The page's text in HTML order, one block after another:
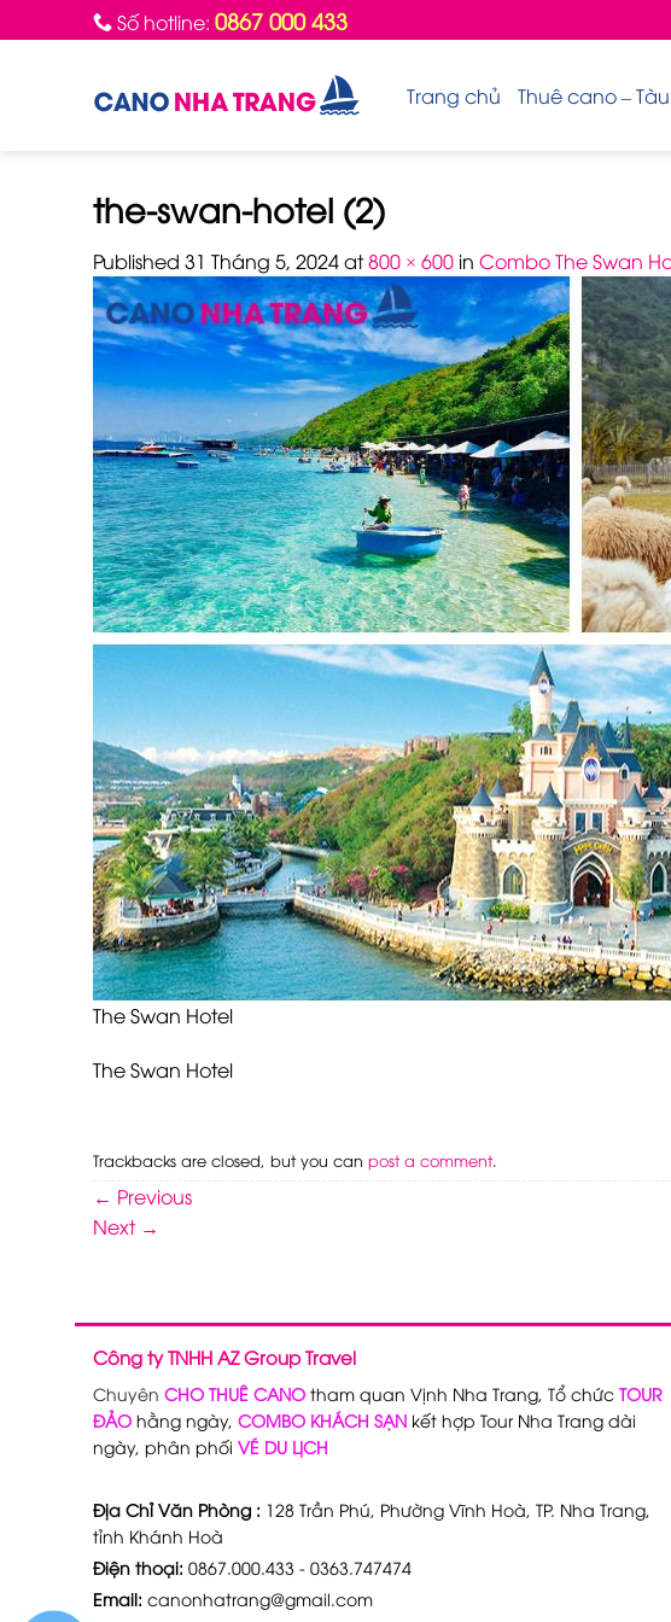
to
Số hotline: 0867 000 433
Trang chủ Thuê cano –
the-swan-hotel (2)
Published 31 Tháng 5, 2024at800 × 600 in Combo The Swan
The Swan Hotel
The Swan Hotel
Trackbacks are closed, but you can post a comment.
← Previous
Next →
Công ty TNHH AZ Group Travel
Chuyên CHO THUÊ CANO tham quan Vịnh Nha Trang, Tổ chức TOUR
ĐẢO hằng ngày, COMBO KHÁCH SẠN kết hợp Tour Nha Trang dài
ngày, phân phối VÉ DU LỊCH
Địa Chỉ Văn Phòng : 128 Trần Phú, Phường Vĩnh Hoà, TP. Nha Trang,
tỉnh Khánh Hoà
Điện thoại: 0867.000.433 - 0363.747474
Email: canonhatrang@gmail.com